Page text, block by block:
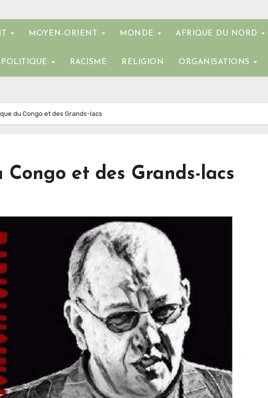
MOYEN-ORIENT MONDE AFRIQUE DU NORD
POLITIQUE RACISME RELIGION ORGANISATIONS
du Congo et des Grands-lacs
et des Grands-lacs